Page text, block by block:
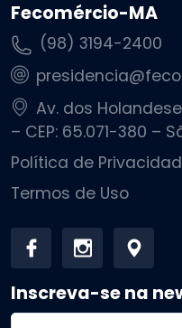
Fecomércio-MA
(98) 3194-2400
Av. dos
– CEP: 65.071-380 –
Política de
Termos de Uso
Inscreva-se na
Endereço de email